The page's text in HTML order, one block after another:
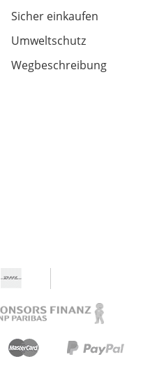
Sicher einkaufen
Umweltschutz
Wegbeschreibung